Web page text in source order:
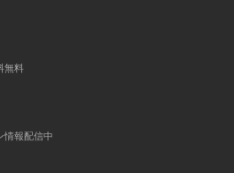
無料
情報配信中